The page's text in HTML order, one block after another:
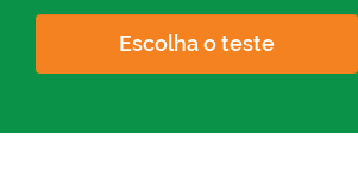
Escolha o teste